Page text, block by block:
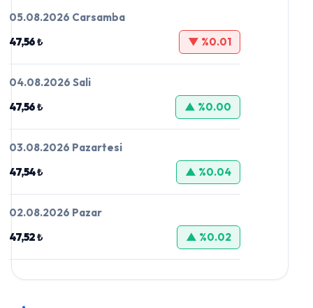
05.08.2026 Carsamba
47,56 ₺
▼ %0.01
04.08.2026 Sali
47,56 ₺
▲ %0.00
03.08.2026 Pazartesi
47,54 ₺
▲ %0.04
02.08.2026 Pazar
47,52 ₺
▲ %0.02